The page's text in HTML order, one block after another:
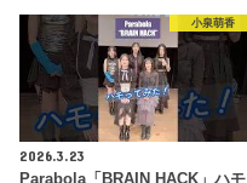
小泉萌香
2026.3.23
Parabola「BRAIN HACK」ハモ